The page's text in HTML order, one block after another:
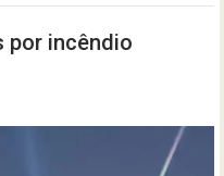
por incêndio